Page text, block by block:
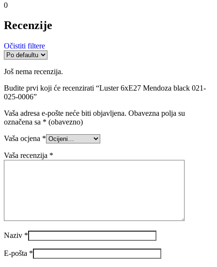
0
Recenzije
Očistiti filtere
Još nema recenzija.
Budite prvi koji će recenzirati “Luster 6xE27 Mendoza black 021-
025-0006”
Vaša adresa e-pošte neće biti objavljena. Obavezna polja su
označena sa * (obavezno)
Vaša ocjena *
Vaša recenzija *
Naziv *
E-pošta *